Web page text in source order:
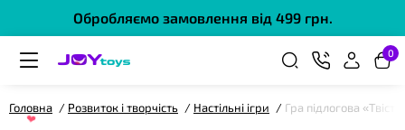
Обробляємо замовлення від 499 грн.
0
Головна Розвиток і творчість Настільні ігри Гра підлогова